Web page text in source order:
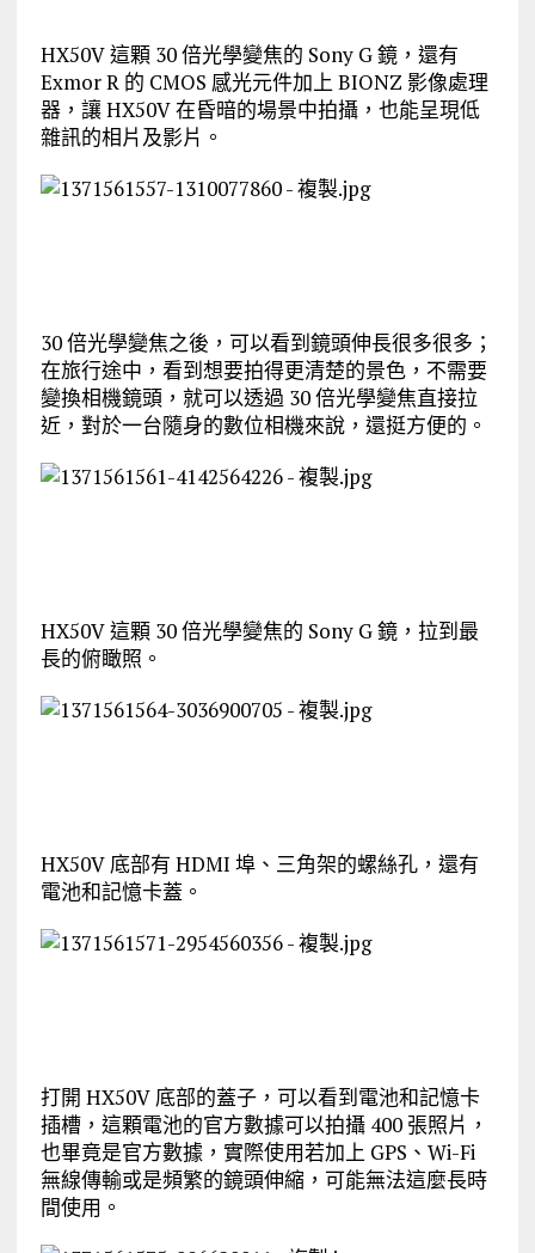
HX50V 這顆 30 倍光學變焦的 Sony G 鏡，還有
Exmor R 的 CMOS 感光元件加上 BIONZ 影像處理
器，讓 HX50V 在昏暗的場景中拍攝，也能呈現低
雜訊的相片及影片。
30 倍光學變焦之後，可以看到鏡頭伸長很多很多；
在旅行途中，看到想要拍得更清楚的景色，不需要
變換相機鏡頭，就可以透過 30 倍光學變焦直接拉
近，對於一台隨身的數位相機來說，還挺方便的。
HX50V 這顆 30 倍光學變焦的 Sony G 鏡，拉到最
長的俯瞰照。
HX50V 底部有 HDMI 埠、三角架的螺絲孔，還有
電池和記憶卡蓋。
打開 HX50V 底部的蓋子，可以看到電池和記憶卡
插槽，這顆電池的官方數據可以拍攝 400 張照片，
也畢竟是官方數據，實際使用若加上 GPS、Wi-Fi
無線傳輸或是頻繁的鏡頭伸縮，可能無法這麼長時
間使用。